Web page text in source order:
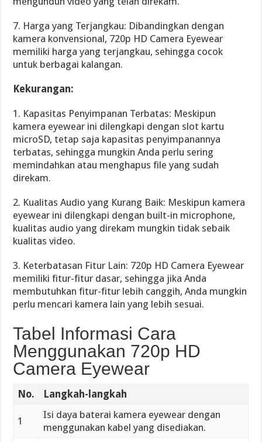
7. Harga yang Terjangkau: Dibandingkan dengan
kamera konvensional, 720p HD Camera Eyewear
memiliki harga yang terjangkau, sehingga cocok
untuk berbagai kalangan.
Kekurangan:
1. Kapasitas Penyimpanan Terbatas: Meskipun
kamera eyewear ini dilengkapi dengan slot kartu
microSD, tetap saja kapasitas penyimpanannya
terbatas, sehingga mungkin Anda perlu sering
memindahkan atau menghapus file yang sudah
direkam.
2. Kualitas Audio yang Kurang Baik: Meskipun kamera
eyewear ini dilengkapi dengan built-in microphone,
kualitas audio yang direkam mungkin tidak sebaik
kualitas video.
3. Keterbatasan Fitur Lain: 720p HD Camera Eyewear
memiliki fitur-fitur dasar, sehingga jika Anda
membutuhkan fitur-fitur lebih canggih, Anda mungkin
perlu mencari kamera lain yang lebih sesuai.
Tabel Informasi Cara
Menggunakan 720p HD
Camera Eyewear
No. Langkah-langkah
1
Isi daya baterai kamera eyewear dengan
menggunakan kabel yang disediakan.